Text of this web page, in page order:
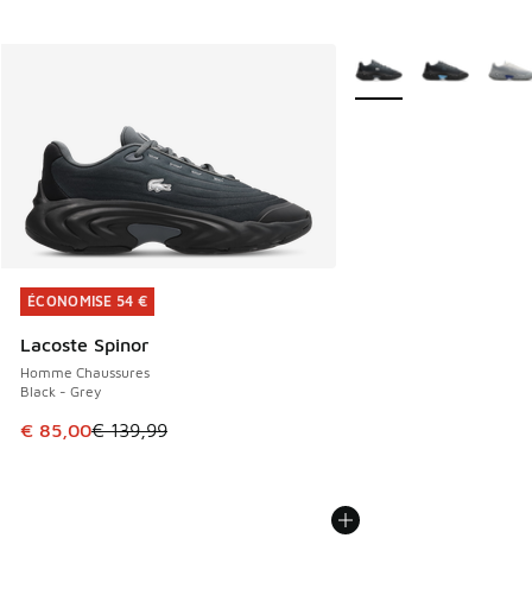
ÉCONOMISE 54 €
Lacoste Spinor
Homme Chaussures
Black - Grey
Cet article est en promotion. Prix en baisse de € 139,99 à
€ 85,00€ 139,99
ÉCONOMISE 54 €
Plus de couleurs